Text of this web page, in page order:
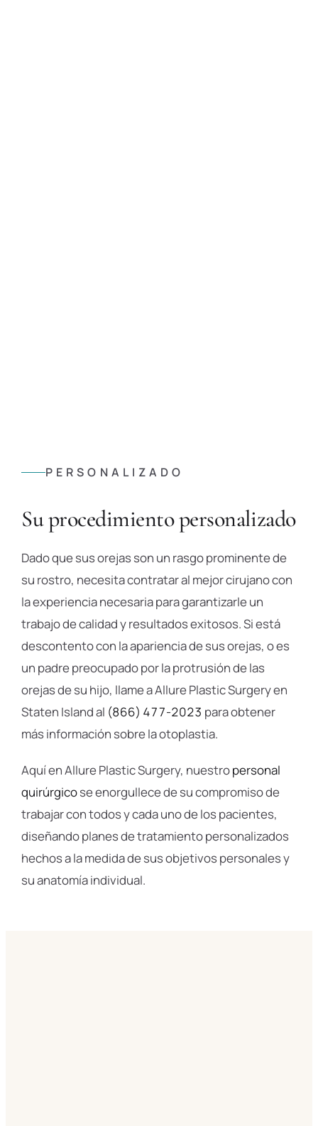
PERSONALIZADO
Su procedimiento personalizado
Dado que sus orejas son un rasgo prominente de
su rostro, necesita contratar al mejor cirujano con
la experiencia necesaria para garantizarle un
trabajo de calidad y resultados exitosos. Si está
descontento con la apariencia de sus orejas, o es
un padre preocupado por la protrusión de las
orejas de su hijo, llame a Allure Plastic Surgery en
Staten Island al (866) 477-2023 para obtener
más información sobre la otoplastia.
Aquí en Allure Plastic Surgery, nuestropersonal
quirúrgicose enorgullece de su compromiso de
trabajar con todos y cada uno de los pacientes,
diseñando planes de tratamiento personalizados
hechos a la medida de sus objetivos personales y
su anatomía individual.